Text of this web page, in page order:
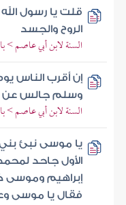
قلت يا رسول
الروح والجسد
السنة لابن أبي عاصم >
إن أقرب الناس
وسلم جالس عن
السنة لابن أبي عاصم >
يا موسى نبئ بني
الأول جاحد
إبراهيم وموسى
فقال يا موسى